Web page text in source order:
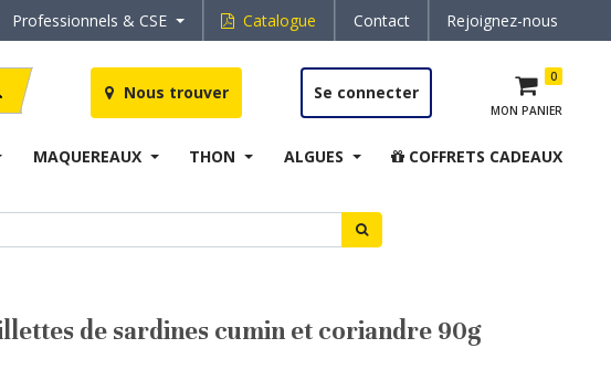
Professionnels & CSE Catalogue Contact Rejoignez-nous
Nous trouver Se connecter
MON PANIER
0
MAQUEREAUX THON ALGUES COFFRETS CADEAUX
de sardines cumin et coriandre 90g